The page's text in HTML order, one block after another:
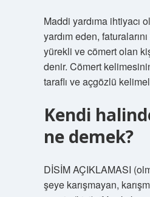
Maddi yardıma ihtiyacı
yardım eden,
yürekli ve cömert olan
denir. Cömert
taraflı ve açgözlü
Kendi
ne demek?
DİSİM AÇIKLAMASI
şeye karışmayan,